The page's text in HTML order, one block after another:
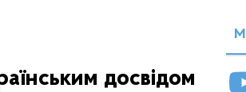
досвідом